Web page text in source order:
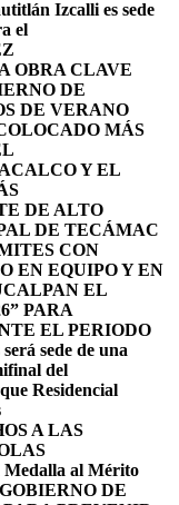
Izcalli es sede
el
OBRA CLAVE
DE
DE VERANO
MÁS
Y EL
DE ALTO
DE TECÁMAC
CON
EN EQUIPO Y EN
EL
PARA
EL PERIODO
sede de una
del
Residencial
A LAS
Medalla al Mérito
GOBIERNO DE